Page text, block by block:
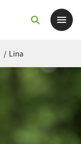
/ Lina